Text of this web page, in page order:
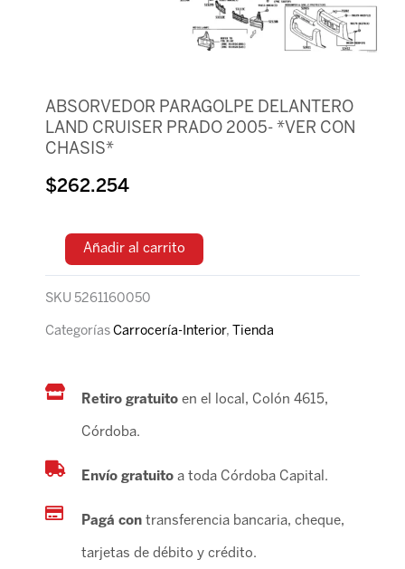
ABSORVEDOR PARAGOLPE DELANTERO
LAND CRUISER PRADO 2005- *VER CON
CHASIS*
$262.254
Añadir al carrito
SKU 5261160050
Categorías Carrocería-Interior, Tienda
Retiro gratuito en el local, Colón 4615,
Córdoba.
Envío gratuitoa toda Córdoba Capital.
Pagá contransferencia bancaria, cheque,
tarjetas de débito y crédito.